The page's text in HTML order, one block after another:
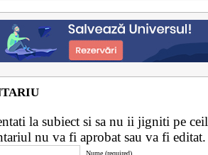
la subiect si sa nu ii jigniti pe
nu va fi aprobat sau va fi
Nume (required)